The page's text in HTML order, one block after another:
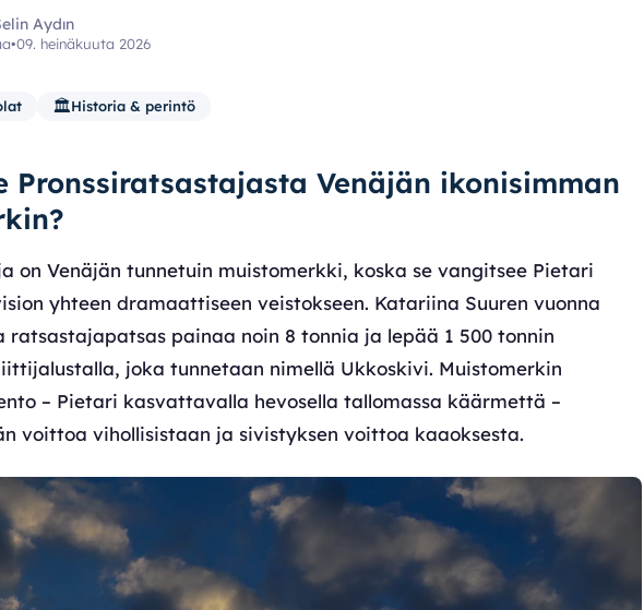
Aydın
•09. heinäkuuta 2026
🏛️Historia & perintö
Pronssiratsastajasta Venäjän ikonisimman
on Venäjän tunnetuin muistomerkki, koska se vangitsee Pietari
yhteen dramaattiseen veistokseen. Katariina Suuren vuonna
ratsastajapatsas painaa noin 8 tonnia ja lepää 1 500 tonnin
joka tunnetaan nimellä Ukkoskivi. Muistomerkin
– Pietari kasvattavalla hevosella tallomassa käärmettä –
voittoa vihollisistaan ja sivistyksen voittoa kaaoksesta.